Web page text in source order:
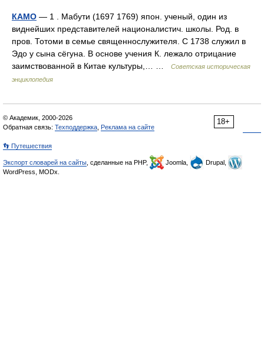
КАМО — 1 . Мабути (1697 1769) япон. ученый, один из
виднейших представителей националистич. школы. Род. в
пров. Тотоми в семье священнослужителя. С 1738 служил в
Эдо у сына сёгуна. В основе учения К. лежало отрицание
заимствованной в Китае культуры,… …
Советская историческая
энциклопедия
18+
© Академик, 2000-2026
Обратная связь: Техподдержка Реклама на сайте
👣 Путешествия
Экспорт словарей на сайты , сделанные на PHP, Joomla,
Drupal,
WordPress, MODx.